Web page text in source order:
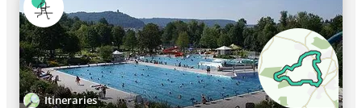
Itineraries